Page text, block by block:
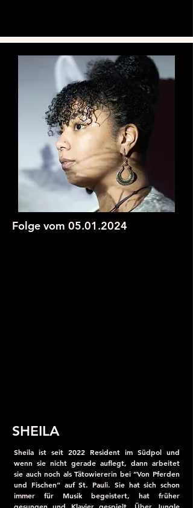
Folge vom 05.01.2024
SHEILA
Sheila ist seit 2022 Resident im Südpol und
wenn sie nicht gerade auflegt, dann arbeitet
sie auch noch als Tätowiererin bei “Von Pferden
und Fischen” auf St. Pauli. Sie hat sich schon
immer für Musik begeistert, hat früher